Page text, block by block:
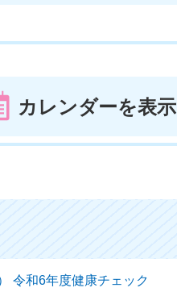
カレンダーを表示
令和6年度健康チェック